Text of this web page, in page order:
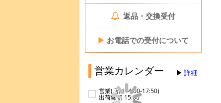
返品・交換受付
▶ お電話での受付について
営業カレンダー 詳細
営業(店舗14:00-17:50)
出荷締切 15:00